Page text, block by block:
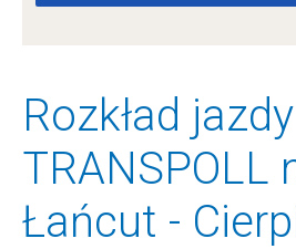
Rozkład jazdy
TRANSPOLL
Łańcut -